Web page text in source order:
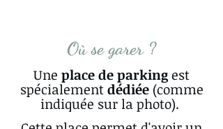
Où se garer ?
Une place de parkingest
spécialementdédiée(comme
indiquée sur la photo).